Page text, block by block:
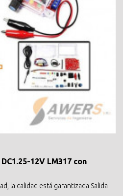
12V LM317 con
la calidad está garantizada Salida